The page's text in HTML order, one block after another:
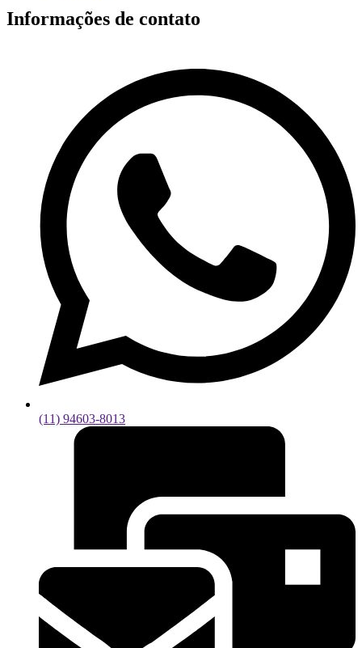
Informações de contato
(11) 94603-8013